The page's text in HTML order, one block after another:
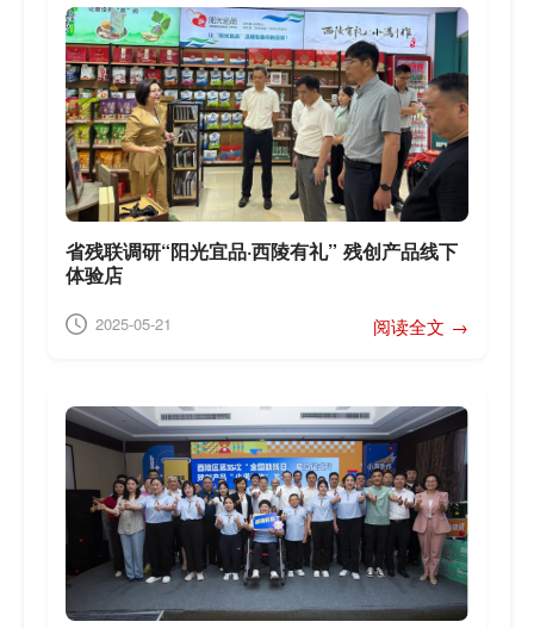
省残联调研“阳光宜品·西陵有礼” 残创产品线下
体验店
2025-05-21 阅读全文 →